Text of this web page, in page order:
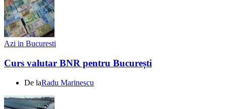
Azi in Bucuresti
Curs valutar BNR pentru București
De laRadu Marinescu